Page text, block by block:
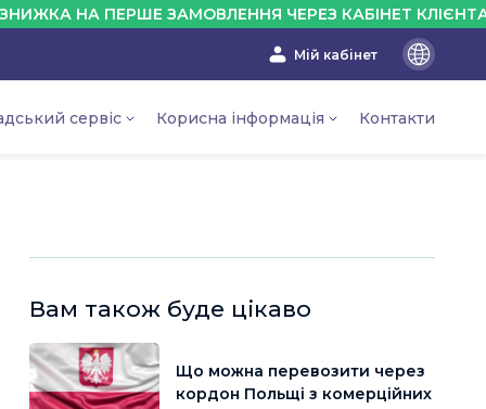
НА ПЕРШЕ ЗАМОВЛЕННЯ ЧЕРЕЗ КАБІНЕТ КЛІЄНТА - 10%
Мій кабінет
En
Ua
сервіс Корисна інформація Контакти
Вам також буде цікаво
Що можна перевозити через
кордон Польщі з комерційних